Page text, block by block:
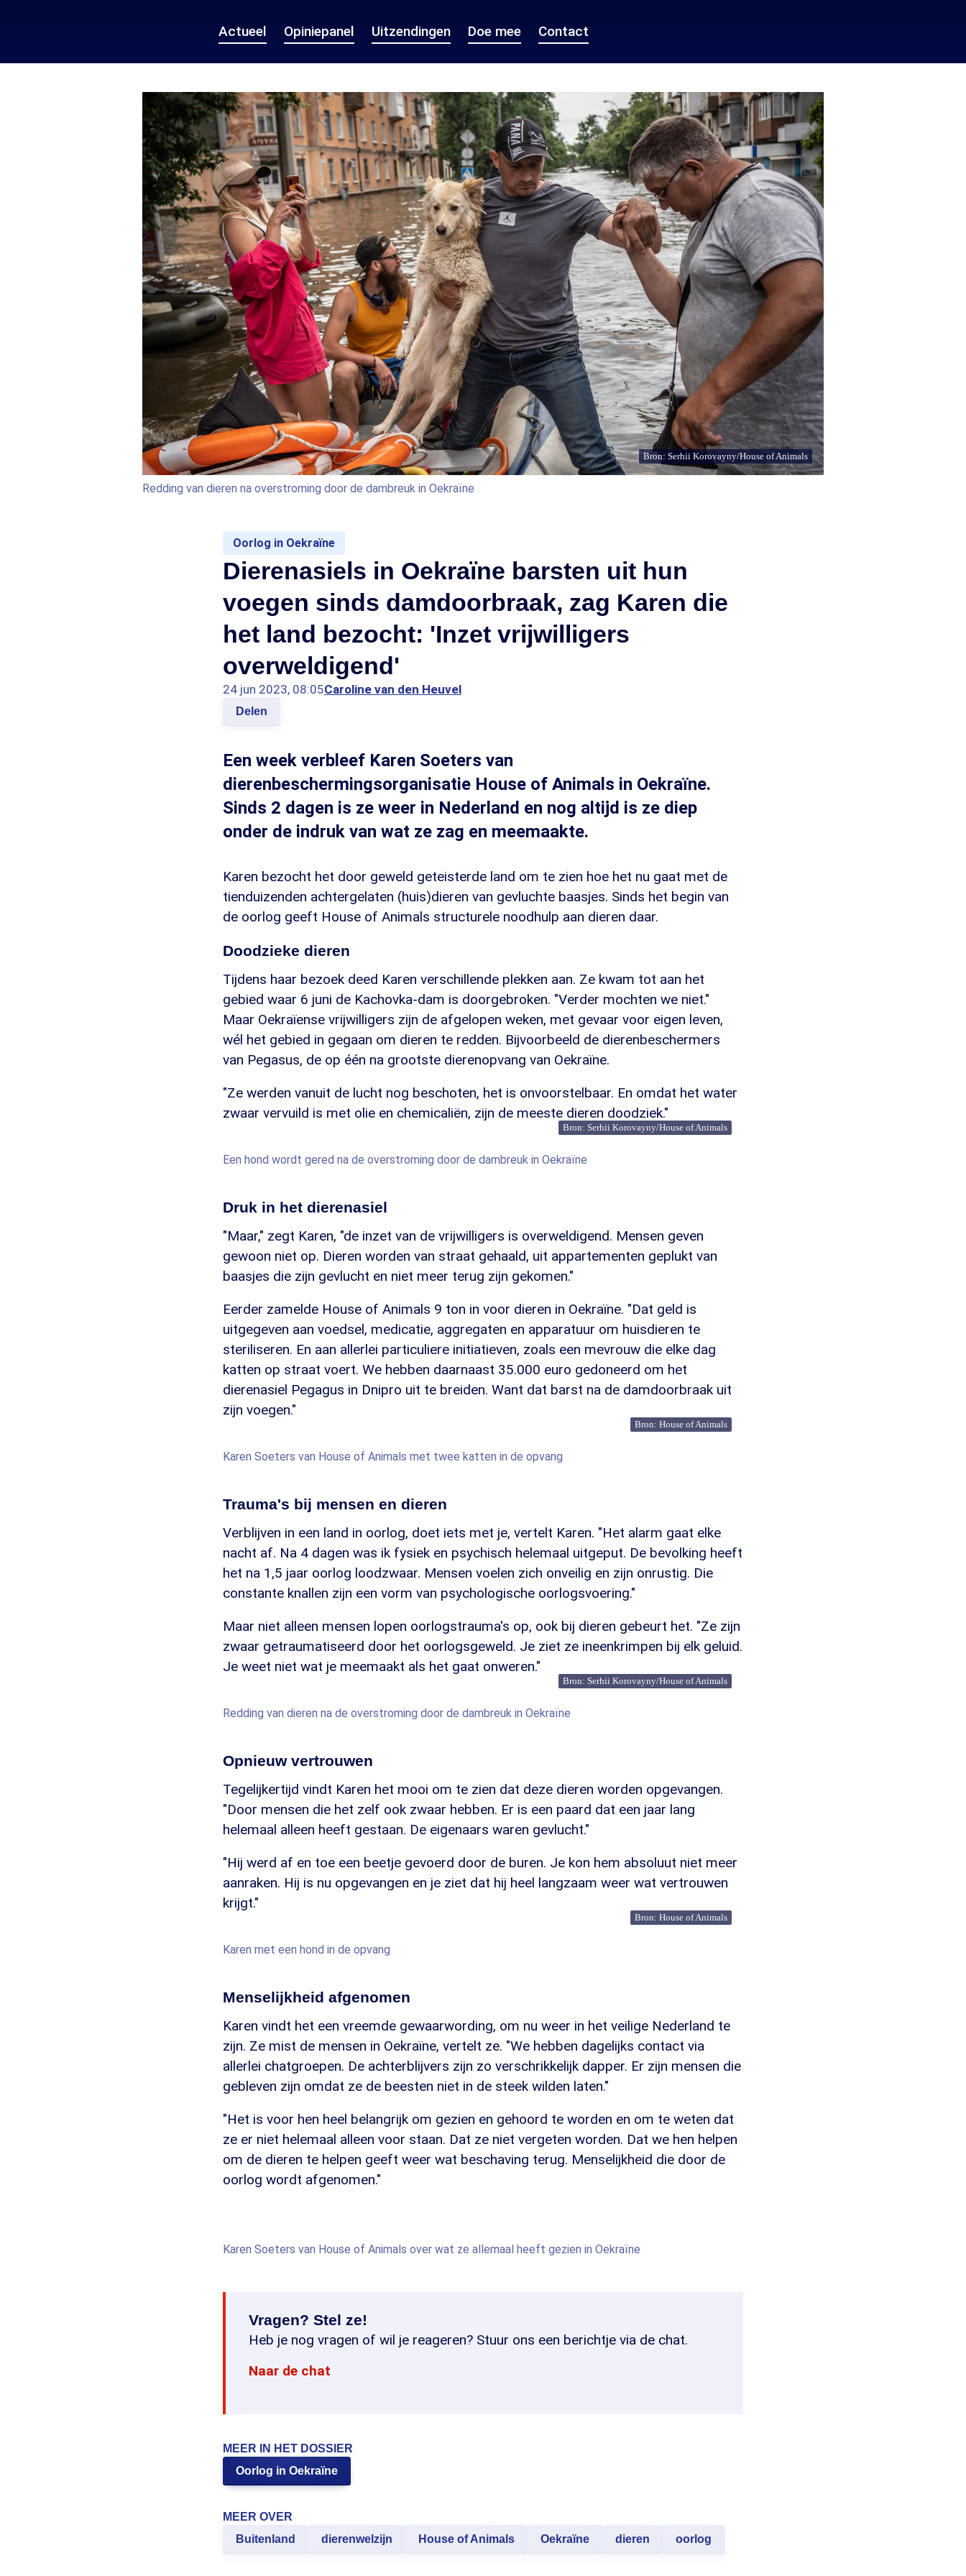
Actueel Opiniepanel Uitzendingen Doe mee Contact
Bron: Serhii Korovayny/House of Animals
Redding van dieren na overstroming door de dambreuk in Oekraïne
Oorlog in Oekraïne
Dierenasiels in Oekraïne barsten uit hun
voegen sinds damdoorbraak, zag Karen die
het land bezocht: 'Inzet vrijwilligers
overweldigend'
24 jun 2023, 08:05Caroline van den Heuvel
Delen
Een week verbleef Karen Soeters van
dierenbeschermingsorganisatie House of Animals in Oekraïne.
Sinds 2 dagen is ze weer in Nederland en nog altijd is ze diep
onder de indruk van wat ze zag en meemaakte.
Karen bezocht het door geweld geteisterde land om te zien hoe het nu gaat met de
tienduizenden achtergelaten (huis)dieren van gevluchte baasjes. Sinds het begin van
de oorlog geeft House of Animals structurele noodhulp aan dieren daar.
Doodzieke dieren
Tijdens haar bezoek deed Karen verschillende plekken aan. Ze kwam tot aan het
gebied waar 6 juni de Kachovka-dam is doorgebroken. "Verder mochten we niet."
Maar Oekraïense vrijwilligers zijn de afgelopen weken, met gevaar voor eigen leven,
wél het gebied in gegaan om dieren te redden. Bijvoorbeeld de dierenbeschermers
van Pegasus, de op één na grootste dierenopvang van Oekraïne.
"Ze werden vanuit de lucht nog beschoten, het is onvoorstelbaar. En omdat het water
zwaar vervuild is met olie en chemicaliën, zijn de meeste dieren doodziek."
Bron: Serhii Korovayny/House of Animals
Een hond wordt gered na de overstroming door de dambreuk in Oekraïne
Druk in het dierenasiel
"Maar," zegt Karen, "de inzet van de vrijwilligers is overweldigend. Mensen geven
gewoon niet op. Dieren worden van straat gehaald, uit appartementen geplukt van
baasjes die zijn gevlucht en niet meer terug zijn gekomen."
Eerder zamelde House of Animals 9 ton in voor dieren in Oekraïne. "Dat geld is
uitgegeven aan voedsel, medicatie, aggregaten en apparatuur om huisdieren te
steriliseren. En aan allerlei particuliere initiatieven, zoals een mevrouw die elke dag
katten op straat voert. We hebben daarnaast 35.000 euro gedoneerd om het
dierenasiel Pegagus in Dnipro uit te breiden. Want dat barst na de damdoorbraak uit
zijn voegen."
Bron: House of Animals
Karen Soeters van House of Animals met twee katten in de opvang
Trauma's bij mensen en dieren
Verblijven in een land in oorlog, doet iets met je, vertelt Karen. "Het alarm gaat elke
nacht af. Na 4 dagen was ik fysiek en psychisch helemaal uitgeput. De bevolking heeft
het na 1,5 jaar oorlog loodzwaar. Mensen voelen zich onveilig en zijn onrustig. Die
constante knallen zijn een vorm van psychologische oorlogsvoering."
Maar niet alleen mensen lopen oorlogstrauma's op, ook bij dieren gebeurt het. "Ze zijn
zwaar getraumatiseerd door het oorlogsgeweld. Je ziet ze ineenkrimpen bij elk geluid.
Je weet niet wat je meemaakt als het gaat onweren."
Bron: Serhii Korovayny/House of Animals
Redding van dieren na de overstroming door de dambreuk in Oekraïne
Opnieuw vertrouwen
Tegelijkertijd vindt Karen het mooi om te zien dat deze dieren worden opgevangen.
"Door mensen die het zelf ook zwaar hebben. Er is een paard dat een jaar lang
helemaal alleen heeft gestaan. De eigenaars waren gevlucht."
"Hij werd af en toe een beetje gevoerd door de buren. Je kon hem absoluut niet meer
aanraken. Hij is nu opgevangen en je ziet dat hij heel langzaam weer wat vertrouwen
krijgt."
Bron: House of Animals
Karen met een hond in de opvang
Menselijkheid afgenomen
Karen vindt het een vreemde gewaarwording, om nu weer in het veilige Nederland te
zijn. Ze mist de mensen in Oekraïne, vertelt ze. "We hebben dagelijks contact via
allerlei chatgroepen. De achterblijvers zijn zo verschrikkelijk dapper. Er zijn mensen die
gebleven zijn omdat ze de beesten niet in de steek wilden laten."
"Het is voor hen heel belangrijk om gezien en gehoord te worden en om te weten dat
ze er niet helemaal alleen voor staan. Dat ze niet vergeten worden. Dat we hen helpen
om de dieren te helpen geeft weer wat beschaving terug. Menselijkheid die door de
oorlog wordt afgenomen."
Karen Soeters van House of Animals over wat ze allemaal heeft gezien in Oekraïne
Vragen? Stel ze!
Heb je nog vragen of wil je reageren? Stuur ons een berichtje via de chat.
Naar de chat
MEER IN HET DOSSIER
Oorlog in Oekraïne
MEER OVER
Buitenland
dierenwelzijn House of Animals Oekraïne dieren oorlog